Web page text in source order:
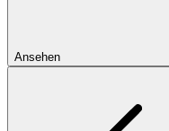
Ansehen